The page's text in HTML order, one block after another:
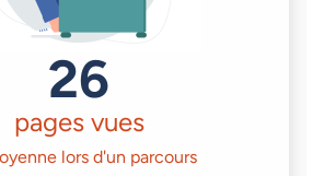
26
pages vues
lors d'un parcours